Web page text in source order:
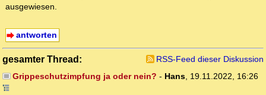
ausgewiesen.
antworten
gesamter Thread:
RSS-Feed dieser Diskussion
Grippeschutzimpfung ja oder nein? - Hans, 19.11.2022, 16:26